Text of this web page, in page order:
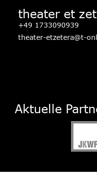
theater et
+49 1733090939
Aktuelle
theater-etzetera@t-